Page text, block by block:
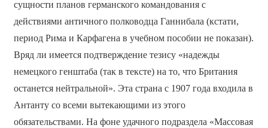
сущности планов германского командования с
действиями античного полководца Ганнибала (кстати,
период Рима и Карфагена в учебном пособии не показан).
Вряд ли имеется подтверждение тезису «надежды
немецкого генштаба (так в тексте) на то, что Британия
останется нейтральной». Эта страна с 1907 года входила в
Антанту со всеми вытекающими из этого
обязательствами. На фоне удачного подраздела «Массовая